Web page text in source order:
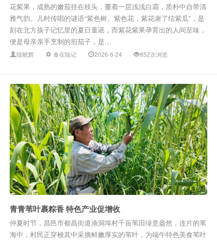
花紫果，成熟的嫩茄挂在枝头，覆着一层浅浅白霜，质朴中自带清
雅气韵。儿时传唱的谜语“紫色树、紫色花，紫花谢了结紫瓜”，是
刻在北方孩子记忆里的夏日童谣，而紫花紫果孕育出的人间至味，
便是母亲亲手烹制的煎茄子，是…
陆晓辉 食在陆记 2026-6-24 852次浏览
青青苇叶裹粽香 特色产业促增收
仲夏时节，昌邑市都昌街道渔洞埠村千亩苇田绿意盎然，连片的苇
海中，村民正穿梭其中采摘鲜嫩厚实的苇叶，为端午特色美食苇叶